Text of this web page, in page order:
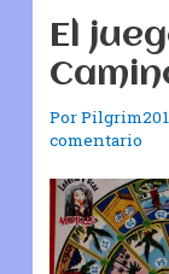
El
Por
comentario